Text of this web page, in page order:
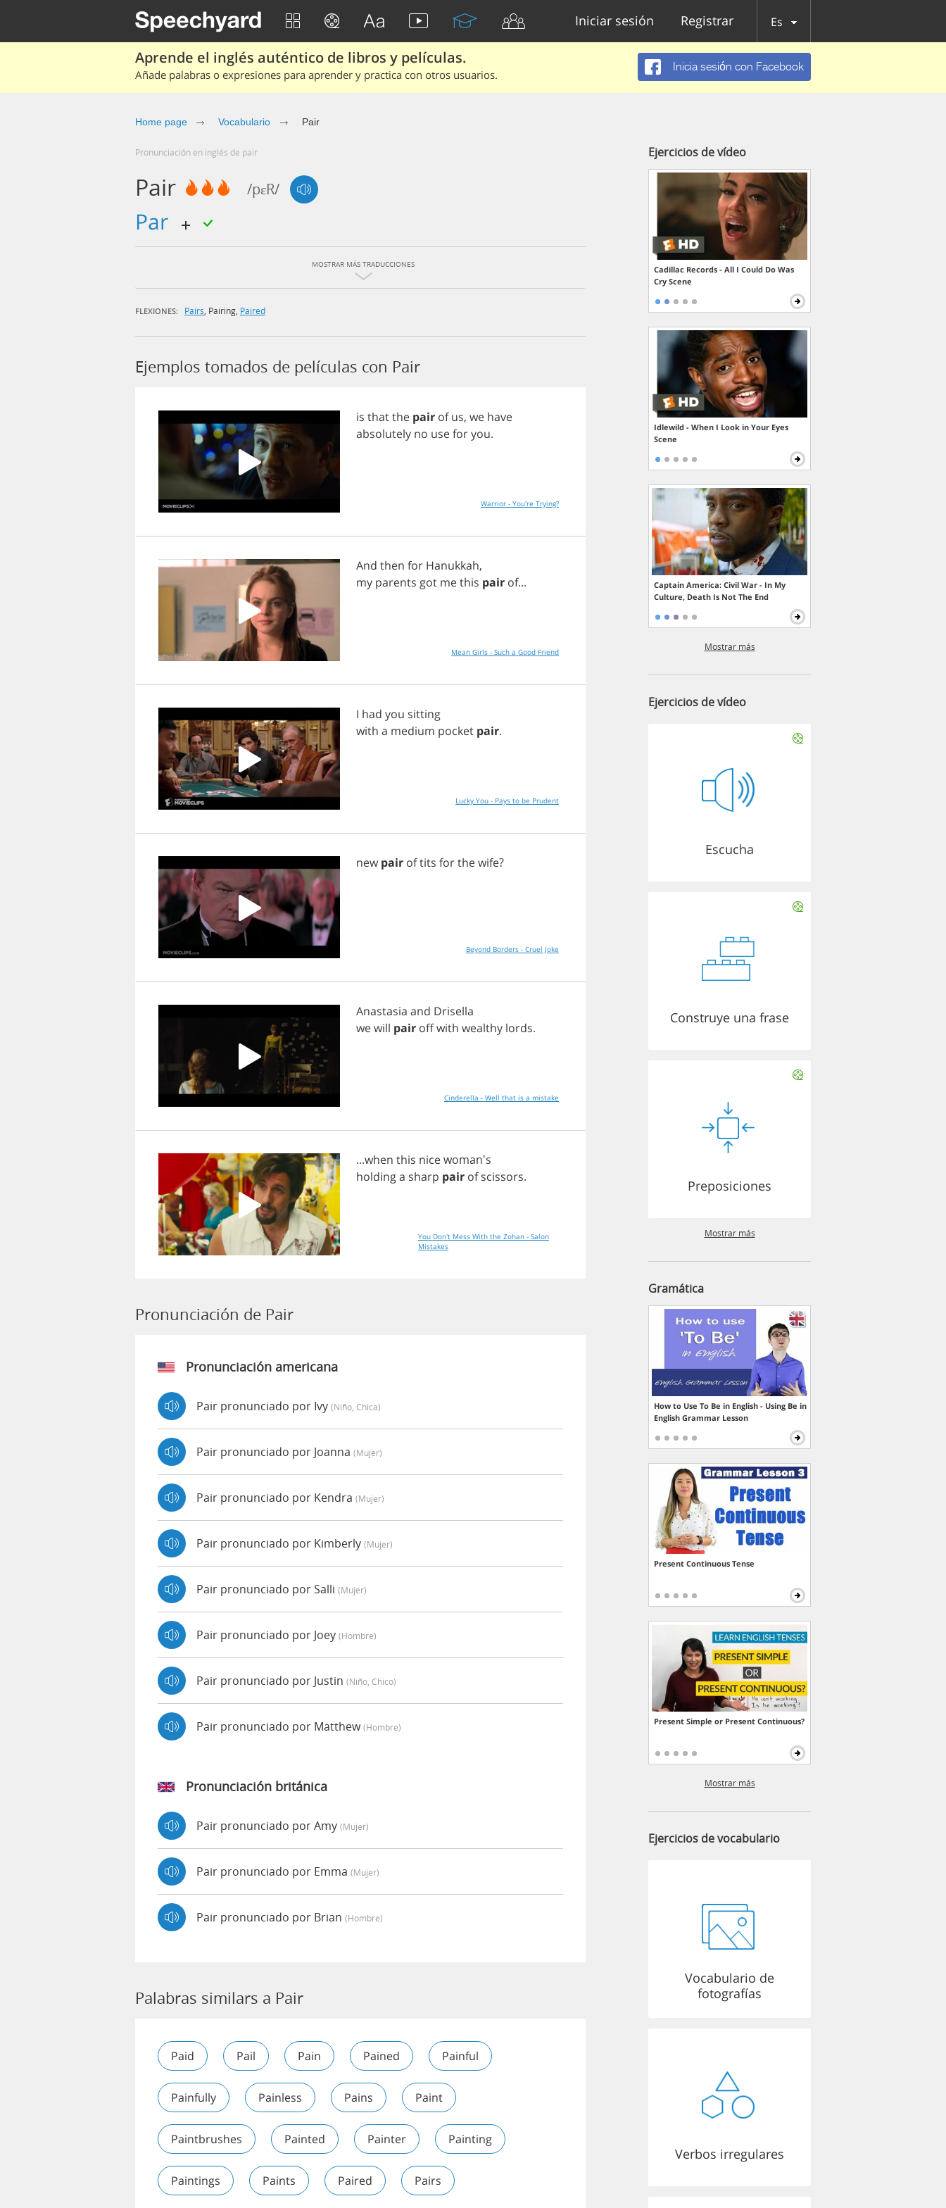
Iniciar sesión Registrar Es
Aprende el inglés auténtico de libros y películas.
Añade palabras o expresiones para aprender y practica con otros usuarios.
Inicia sesión con Facebook
Home page Vocabulario Pair
Pronunciación en inglés de pair
Pair /pɛR/
par
MOSTRAR MÁS TRADUCCIONES
FLEXIONES: Pairs Pairing Paired
Ejemplos tomados de películas con Pair
is thatthe pair of us, we have
absolutely no useforyou.
Warrior - You're Trying?
And then for Hanukkah,
my parents got methis pair of...
Mean Girls - Such a Good Friend
I had you sitting
with a medium pocket pair.
Lucky You - Pays to be Prudent
new pair oftits forthewife?
Beyond Borders - Cruel Joke
Anastasia and Drisella
wewill pair offwith wealthy lords.
Cinderella - Well that is a mistake
...when this nicewoman's
holdinga sharp pair of scissors.
You Don't Mess With the Zohan - Salon
Mistakes
Pronunciación de Pair
Pronunciación americana
Pair pronunciado por Ivy (niño, Chica)
Pair pronunciado por Joanna (mujer)
Pair pronunciado por Kendra (mujer)
Pair pronunciado por Kimberly (mujer)
Pair pronunciado por Salli (mujer)
Pair pronunciado por Joey (hombre)
Pair pronunciado por Justin (niño, Chico)
Pair pronunciado por Matthew(hombre)
Pronunciación británica
Pair pronunciado por Amy (mujer)
Pair pronunciado por Emma (mujer)
Pair pronunciado por Brian (hombre)
Palabras similars a Pair
Paid Pail Pain Pained Painful
Painfully Painless Pains Paint
Paintbrushes Painted Painter Painting
Paintings Paints Paired Pairs
Ejercicios de vídeo
Cadillac Records - All I Could Do Was
Cry Scene
Idlewild - When I Look in Your Eyes
Scene
Captain America: Civil War - In My
Culture, Death Is Not The End
Mostrar más
Ejercicios de vídeo
Escucha
Construye una frase
Preposiciones
Mostrar más
Gramática
How to Use To Be in English - Using Be in
English Grammar Lesson
Present Continuous Tense
Present Simple or Present Continuous?
Mostrar más
Ejercicios de vocabulario
Vocabulario de
fotografías
Verbos irregulares